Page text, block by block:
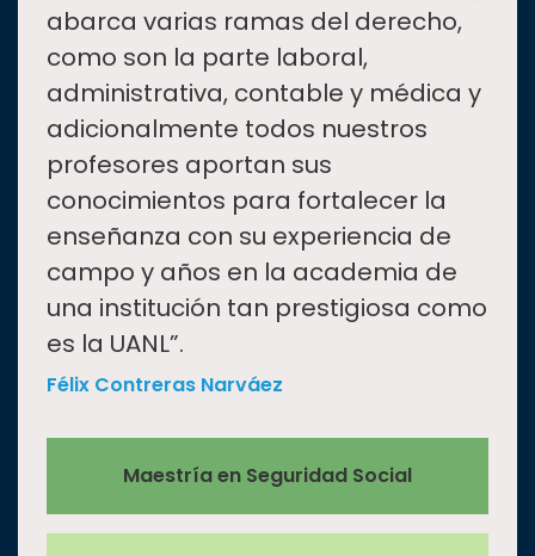
abarca varias ramas del derecho,
como son la parte laboral,
administrativa, contable y médica y
adicionalmente todos nuestros
profesores aportan sus
conocimientos para fortalecer la
enseñanza con su experiencia de
campo y años en la academia de
una institución tan prestigiosa como
es la UANL”.
Félix Contreras Narváez
Maestría en Seguridad Social